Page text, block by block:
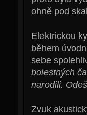
ohně pod
Elektrickou
během
sebe
bolestných
narodili.
Zvuk